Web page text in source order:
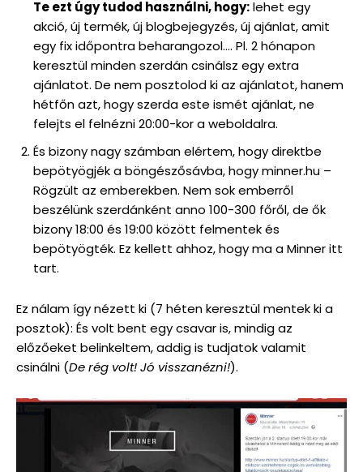
Te ezt úgy tudod használni, hogy:lehet egy
akció, új termék, új blogbejegyzés, új ajánlat, amit
egy fix időpontra beharangozol…. Pl. 2 hónapon
keresztül minden szerdán csinálsz egy extra
ajánlatot. De nem posztolod ki az ajánlatot, hanem
hétfőn azt, hogy szerda este ismét ajánlat, ne
felejts el felnézni 20:00-kor a weboldalra.
És bizony nagy számban elértem, hogy direktbe
bepötyögjék a böngészősávba, hogy minner.hu –
Rögzült az emberekben. Nem sok emberről
beszélünk szerdánként anno 100-300 főről, de ők
bizony 18:00 és 19:00 között felmentek és
bepötyögték. Ez kellett ahhoz, hogy ma a Minner itt
tart.
Ez nálam így nézett ki (7 héten keresztül mentek ki a
posztok): És volt bent egy csavar is, mindig az
előzőeket belinkeltem, addig is tudjatok valamit
csinálni (De rég volt! Jó visszanézni!).